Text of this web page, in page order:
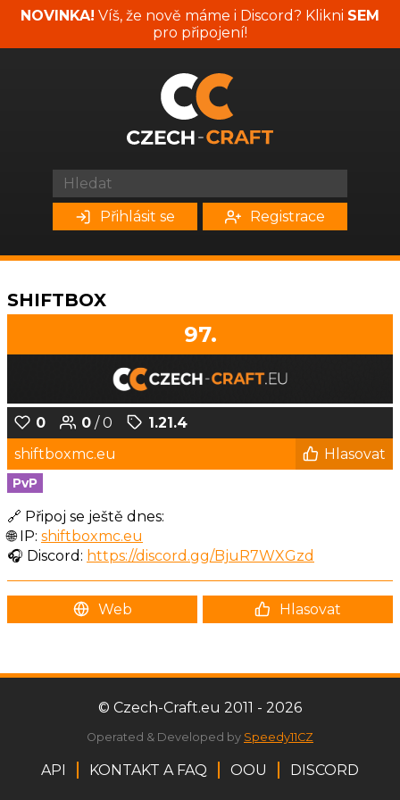
NOVINKA! Víš, že nově máme i Discord? Klikni SEM
pro připojení!
Přihlásit se Registrace
SHIFTBOX
97.
0 0 / 0
1.21.4
shiftboxmc.eu
Hlasovat
PvP
🔗 Připoj se ještě dnes:
🌐 IP: shiftboxmc.eu
🎧 Discord: https://discord.gg/BjuR7WXGzd
Web Hlasovat
© Czech-Craft.eu 2011 - 2026
Operated & Developed by Speedy11CZ
API KONTAKT A FAQ OOU DISCORD